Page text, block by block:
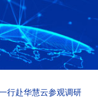
行赴华慧云参观调研